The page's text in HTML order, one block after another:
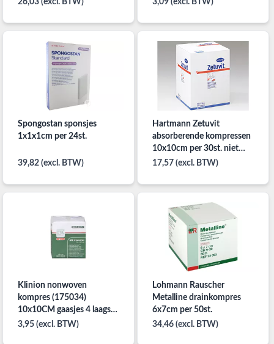
26,03 (excl. BTW)
3,09 (excl. BTW)
Spongostan sponsjes
1x1x1cm per 24st.
39,82 (excl. BTW)
Hartmann Zetuvit
absorberende kompressen
10x10cm per 30st. niet
steriel.
17,57 (excl. BTW)
Klinion nonwoven
kompres (175034)
10x10CM gaasjes 4 laags
per 100ST. niet steriel
3,95 (excl. BTW)
Lohmann Rauscher
Metalline drainkompres
6x7cm per 50st.
34,46 (excl. BTW)